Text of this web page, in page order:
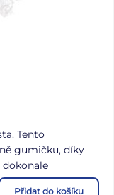
Tento
gumičku, díky
dokonale
čepici
Přidat do košíku